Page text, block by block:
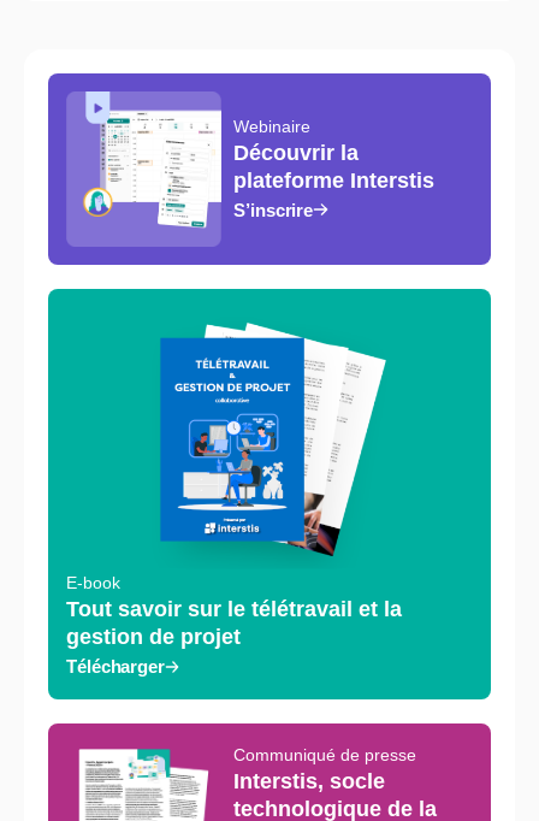
Webinaire
Découvrir la
plateforme Interstis
S’inscrire
E-book
Tout savoir sur le télétravail et la
gestion de projet
Télécharger
Communiqué de presse
Interstis, socle
technologique de la